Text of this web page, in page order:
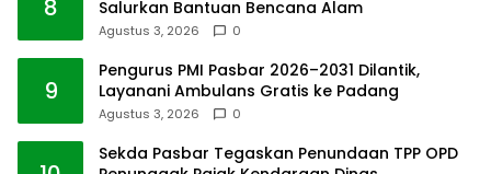
8
Salurkan Bantuan Bencana Alam
Agustus 3, 2026 0
9
Pengurus PMI Pasbar 2026–2031 Dilantik,
Layanani Ambulans Gratis ke Padang
Agustus 3, 2026 0
Sekda Pasbar Tegaskan Penundaan TPP OPD